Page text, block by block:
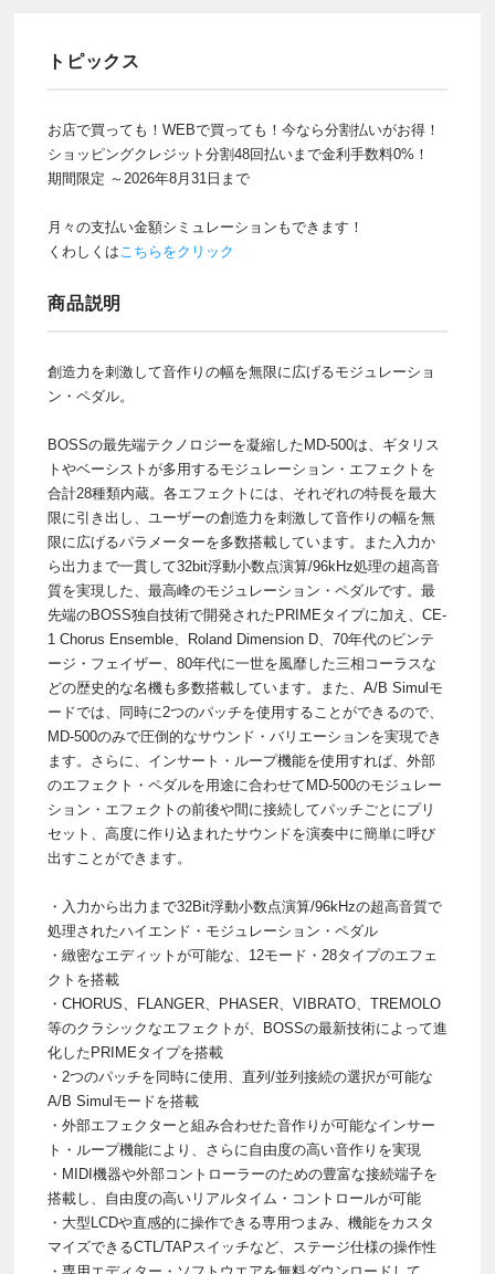
トピックス
お店で買っても！WEBで買っても！今なら分割払いがお得！
ショッピングクレジット分割48回払いまで金利手数料0%！
期間限定 ～2026年8月31日まで
月々の支払い金額シミュレーションもできます！
くわしくはこちらをクリック
商品説明
創造力を刺激して音作りの幅を無限に広げるモジュレーショ
ン・ペダル。
BOSSの最先端テクノロジーを凝縮したMD-500は、ギタリス
トやベーシストが多用するモジュレーション・エフェクトを
合計28種類内蔵。各エフェクトには、それぞれの特長を最大
限に引き出し、ユーザーの創造力を刺激して音作りの幅を無
限に広げるパラメーターを多数搭載しています。また入力か
ら出力まで一貫して32bit浮動小数点演算/96kHz処理の超高音
質を実現した、最高峰のモジュレーション・ペダルです。最
先端のBOSS独自技術で開発されたPRIMEタイプに加え、CE-
1 Chorus Ensemble、Roland Dimension D、70年代のビンテ
ージ・フェイザー、80年代に一世を風靡した三相コーラスな
どの歴史的な名機も多数搭載しています。また、A/B Simulモ
ードでは、同時に2つのパッチを使用することができるので、
MD-500のみで圧倒的なサウンド・バリエーションを実現でき
ます。さらに、インサート・ループ機能を使用すれば、外部
のエフェクト・ペダルを用途に合わせてMD-500のモジュレー
ション・エフェクトの前後や間に接続してパッチごとにプリ
セット、高度に作り込まれたサウンドを演奏中に簡単に呼び
出すことができます。
・入力から出力まで32Bit浮動小数点演算/96kHzの超高音質で
処理されたハイエンド・モジュレーション・ペダル
・緻密なエディットが可能な、12モード・28タイプのエフェ
クトを搭載
・CHORUS、FLANGER、PHASER、VIBRATO、TREMOLO
等のクラシックなエフェクトが、BOSSの最新技術によって進
化したPRIMEタイプを搭載
・2つのパッチを同時に使用、直列/並列接続の選択が可能な
A/B Simulモードを搭載
・外部エフェクターと組み合わせた音作りが可能なインサー
ト・ループ機能により、さらに自由度の高い音作りを実現
・MIDI機器や外部コントローラーのための豊富な接続端子を
搭載し、自由度の高いリアルタイム・コントロールが可能
・大型LCDや直感的に操作できる専用つまみ、機能をカスタ
マイズできるCTL/TAPスイッチなど、ステージ仕様の操作性